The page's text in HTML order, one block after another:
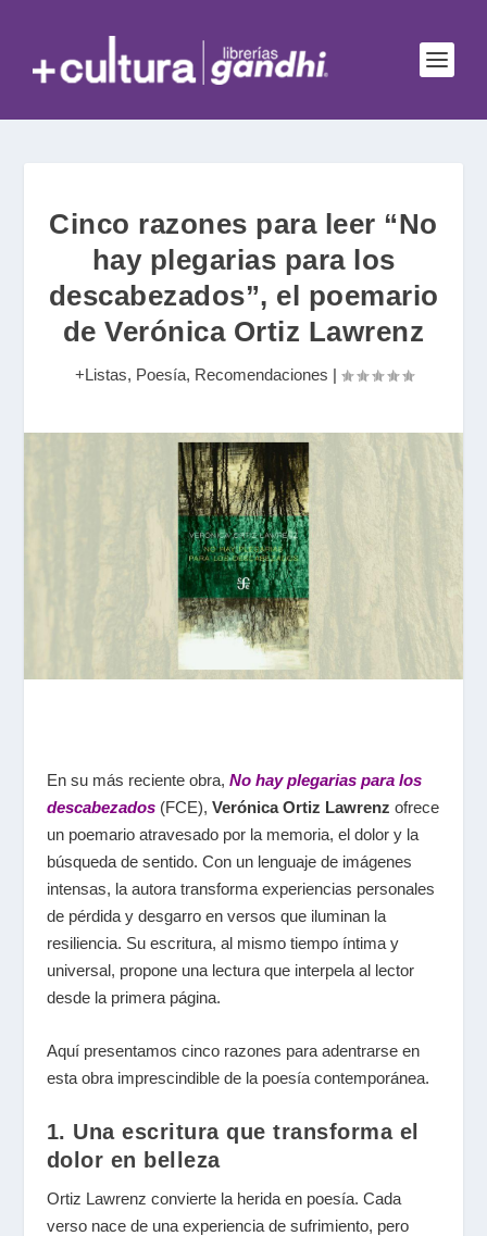
Cinco razones para leer “No
hay plegarias para los
descabezados”, el poemario
de Verónica Ortiz Lawrenz
+Listas, Poesía, Recomendaciones |
En su más reciente obra, No hay plegarias para los
descabezados(FCE), Verónica Ortiz Lawrenz ofrece
un poemario atravesado por la memoria, el dolor y la
búsqueda de sentido. Con un lenguaje de imágenes
intensas, la autora transforma experiencias personales
de pérdida y desgarro en versos que iluminan la
resiliencia. Su escritura, al mismo tiempo íntima y
universal, propone una lectura que interpela al lector
desde la primera página.
Aquí presentamos cinco razones para adentrarse en
esta obra imprescindible de la poesía contemporánea.
1. Una escritura que transforma el
dolor en belleza
Ortiz Lawrenz convierte la herida en poesía. Cada
verso nace de una experiencia de sufrimiento, pero